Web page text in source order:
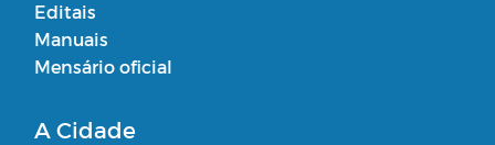
Editais
Manuais
Mensário oficial
A Cidade